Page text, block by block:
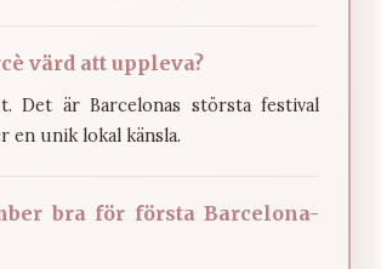
värd att uppleva?
Det är Barcelonas största festival
en unik lokal känsla.
bra för första Barcelona-